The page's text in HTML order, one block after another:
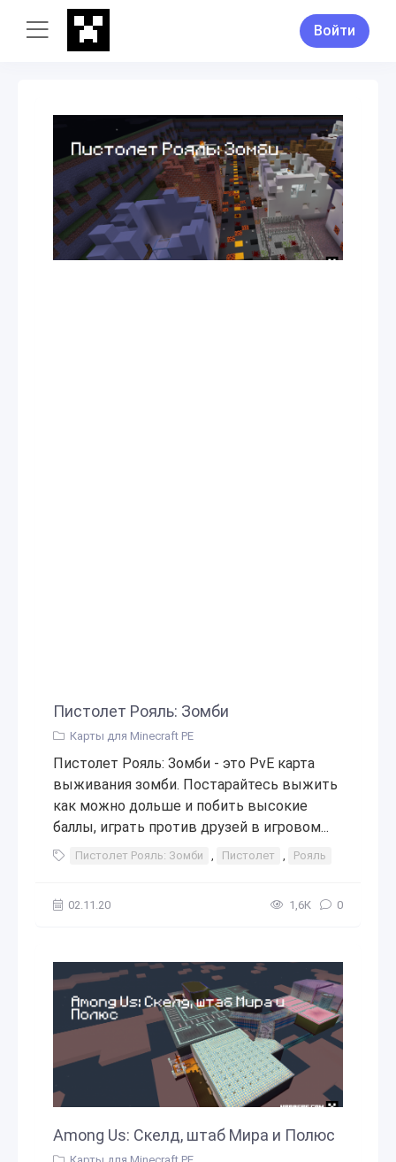
Войти
Пистолет Рояль: Зомби
Карты для Minecraft PE
Пистолет Рояль: Зомби - это PvE карта
выживания зомби. Постарайтесь выжить
как можно дольше и побить высокие
баллы, играть против друзей в игровом...
Пистолет Рояль: Зомби , Пистолет , Рояль
02.11.20 1,6К 0
Among Us: Скелд, штаб Мира и Полюс